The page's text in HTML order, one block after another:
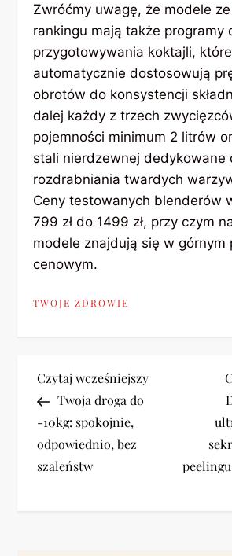
Zwróćmy uwagę, że modele
rankingu mają także programy
przygotowywania koktajli, które
automatycznie dostosowują
obrotów do konsystencji
dalej każdy z trzech
pojemności minimum 2 litrów
stali nierdzewnej dedykowane
rozdrabniania twardych
Ceny testowanych blenderów
799 zł do 1499 zł, przy czym
modele znajdują się w górnym
cenowym.
TWOJE ZDROWIE
N
a
w
Previous
Post
Czytaj wcześniejszy
Twoja droga do
-10kg: spokojnie,
odpowiednio, bez
szaleństw